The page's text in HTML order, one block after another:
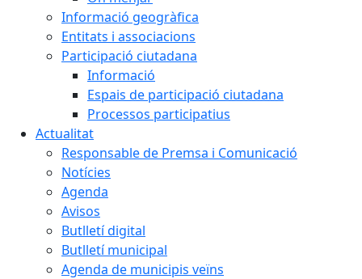
Informació geogràfica
Entitats i associacions
Participació ciutadana
Informació
Espais de participació ciutadana
Processos participatius
Actualitat
Responsable de Premsa i Comunicació
Notícies
Agenda
Avisos
Butlletí digital
Butlletí municipal
Agenda de municipis veïns